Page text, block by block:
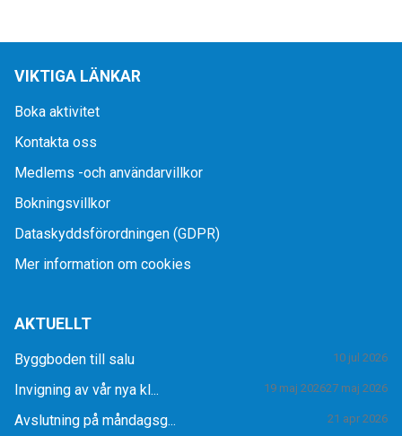
VIKTIGA LÄNKAR
Boka aktivitet
Kontakta oss
Medlems -och användarvillkor
Bokningsvillkor
Dataskyddsförordningen (GDPR)
Mer information om cookies
AKTUELLT
Byggboden till salu 10 jul 2026
27 maj 2026
Invigning av vår nya kl... 19 maj 2026
Avslutning på måndagsg... 21 apr 2026